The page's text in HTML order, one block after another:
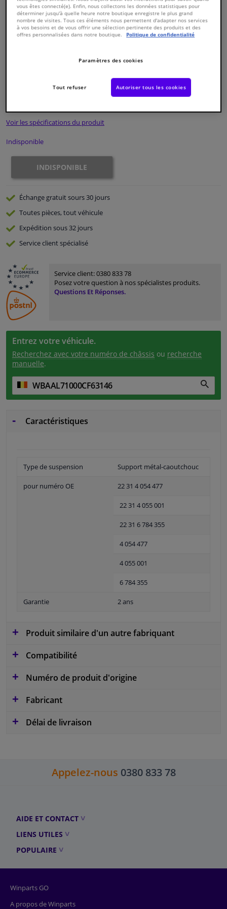
Fenêtres & accessoires
Camping-car, moto & vélo
Promotions et réductions
Capteurs & électronique
Numéro de produit d'origine:1181200
Voir les spécifications du produit
Indisponible
INDISPONIBLE
Échange gratuitsours 30 jours
Toutes pièces, tout véhicule
Expédition sous 32 jours
Serviceclient spécialisé
Service client:0380 833 78
Posez votre question à nos spécialistes produits.
Questions Et Réponses.
Entrez votre véhicule.
Recherchez avec votre numéro de châssis ou recherche
manuelle.
Caractéristiques
Type de suspension Support métal-caoutchouc
pour numéro OE 22 31 4 054 477
22 31 4 055 001
22 31 6 784 355
4 054 477
4 055 001
6 784 355
Garantie 2 ans
Produit similaire d'un autre fabriquant
Compatibilité
Numéro de produit d'origine
Fabricant
Délai de livraison
Appelez-nous 0380 833 78
AIDE ET CONTACT
LIENS UTILES
POPULAIRE
Winparts GO
A propos de Winparts
vous êtes connecté(e). Enfin, nous collectons les données statistiques pour
déterminer jusqu'à quelle heure notre boutique enregistre le plus grand
nombre de visites. Tous ces éléments nous permettent d'adapter nos services
à vos besoins et de vous offrir une sélection pertinente des produits et des
offres personnalisées dans notre boutique.
Politique de confidentialité
Paramètres des cookies
Tout refuser Autoriser tous les cookies